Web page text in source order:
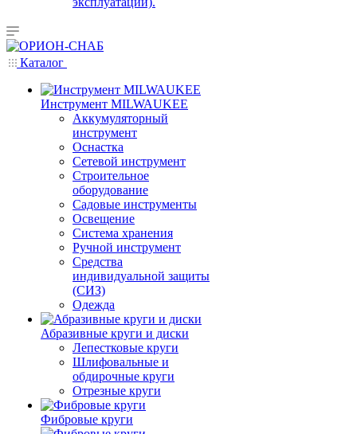
Каталог
Инструмент MILWAUKEE
Аккумуляторный
инструмент
Оснастка
Сетевой инструмент
Строительное
оборудование
Садовые инструменты
Освещение
Система хранения
Ручной инструмент
Средства
индивидуальной защиты
(СИЗ)
Одежда
Абразивные круги и диски
Лепестковые круги
Шлифовальные и
обдирочные круги
Отрезные круги
Фибровые круги